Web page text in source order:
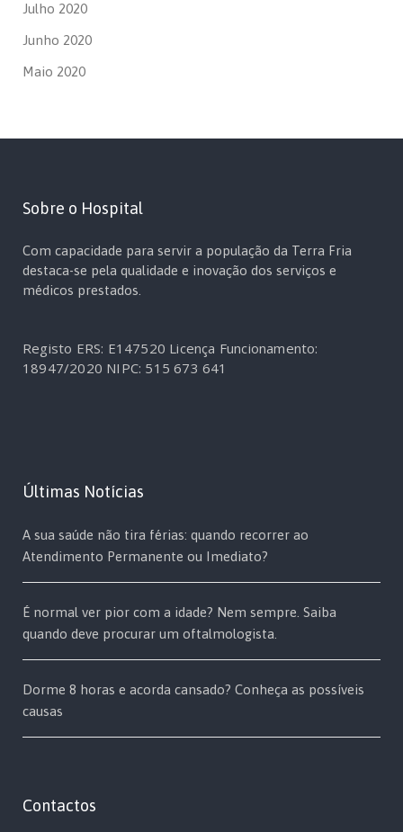
Julho 2020
Junho 2020
Maio 2020
Sobre o Hospital
Com capacidade para servir a população da Terra Fria
destaca-se pela qualidade e inovação dos serviços e
médicos prestados.
Registo ERS: E147520 Licença Funcionamento:
18947/2020 NIPC: 515 673 641
Últimas Notícias
A sua saúde não tira férias: quando recorrer ao
Atendimento Permanente ou Imediato?
É normal ver pior com a idade? Nem sempre. Saiba
quando deve procurar um oftalmologista.
Dorme 8 horas e acorda cansado? Conheça as possíveis
causas
Contactos